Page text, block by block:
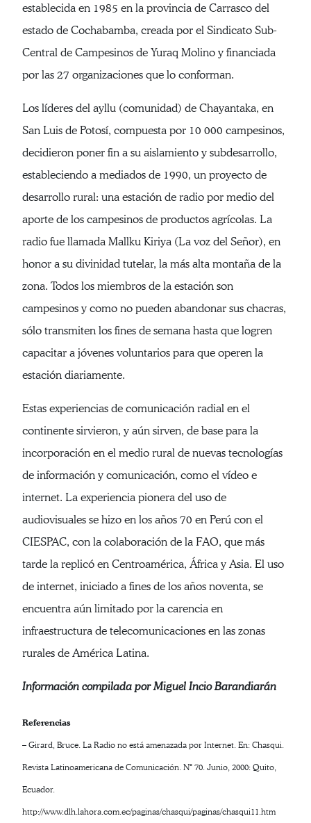
establecida en 1985 en la provincia de Carrasco del
estado de Cochabamba, creada por el Sindicato Sub-
Central de Campesinos de Yuraq Molino y financiada
por las 27 organizaciones que lo conforman.
Los líderes del ayllu (comunidad) de Chayantaka, en
San Luis de Potosí, compuesta por 10 000 campesinos,
decidieron poner fin a su aislamiento y subdesarrollo,
estableciendo a mediados de 1990, un proyecto de
desarrollo rural: una estación de radio por medio del
aporte de los campesinos de productos agrícolas. La
radio fue llamada Mallku Kiriya (La voz del Señor), en
honor a su divinidad tutelar, la más alta montaña de la
zona. Todos los miembros de la estación son
campesinos y como no pueden abandonar sus chacras,
sólo transmiten los fines de semana hasta que logren
capacitar a jóvenes voluntarios para que operen la
estación diariamente.
Estas experiencias de comunicación radial en el
continente sirvieron, y aún sirven, de base para la
incorporación en el medio rural de nuevas tecnologías
de información y comunicación, como el vídeo e
internet. La experiencia pionera del uso de
audiovisuales se hizo en los años 70 en Perú con el
CIESPAC, con la colaboración de la FAO, que más
tarde la replicó en Centroamérica, África y Asia. El uso
de internet, iniciado a fines de los años noventa, se
encuentra aún limitado por la carencia en
infraestructura de telecomunicaciones en las zonas
rurales de América Latina.
Información compilada por Miguel Incio Barandiarán
Referencias
– Girard, Bruce. La Radio no está amenazada por Internet. En: Chasqui.
Revista Latinoamericana de Comunicación. N° 70. Junio, 2000: Quito,
Ecuador.
http://www.dlh.lahora.com.ec/paginas/chasqui/paginas/chasqui11.htm